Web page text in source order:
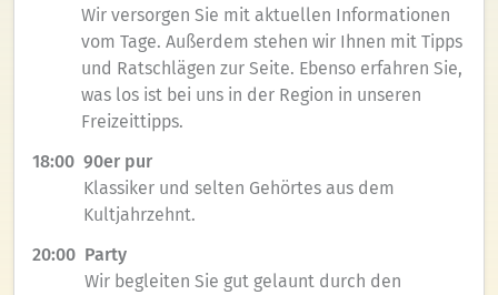
Wir versorgen Sie mit aktuellen Informationen
vom Tage. Außerdem stehen wir Ihnen mit Tipps
und Ratschlägen zur Seite. Ebenso erfahren Sie,
was los ist bei uns in der Region in unseren
Freizeittipps.
18:00 90er pur
Klassiker und selten Gehörtes aus dem
Kultjahrzehnt.
20:00 Party
Wir begleiten Sie gut gelaunt durch den